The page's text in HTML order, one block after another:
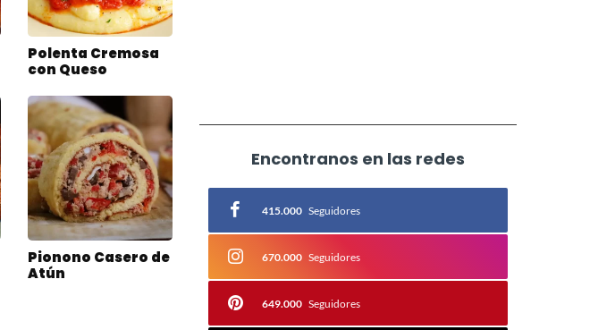
Polenta Cremosa
con Queso
Pionono Casero de
Atún
Encontranos en las redes
415.000 Seguidores
670.000 Seguidores
649.000 Seguidores